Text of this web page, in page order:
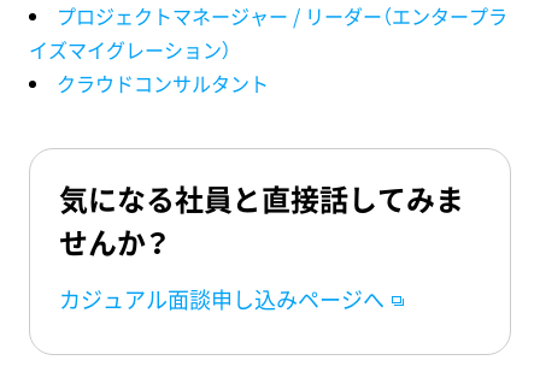
プロジェクトマネージャー / リーダー（エンタープラ
イズマイグレーション）
クラウドコンサルタント
気になる社員と直接話してみま
せんか？
カジュアル面談申し込みページへ